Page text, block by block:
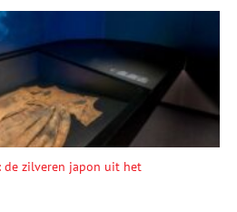
de zilveren japon uit het